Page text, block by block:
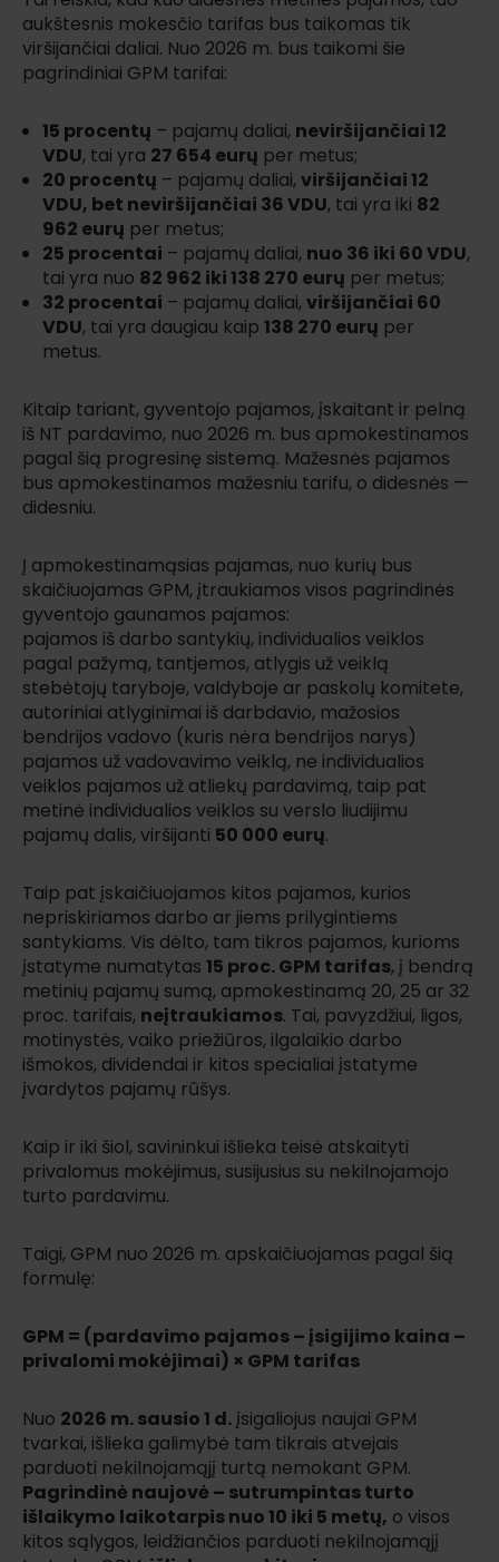
aukštesnis mokesčio tarifas bus taikomas tik
viršijančiai daliai. Nuo 2026 m. bus taikomi šie
pagrindiniai GPM tarifai:
15 procentų – pajamų daliai, neviršijančiai 12
VDU, tai yra 27 654 eurų per metus;
20 procentų – pajamų daliai, viršijančiai 12
VDU, bet neviršijančiai 36 VDU, tai yra iki 82
962 eurų per metus;
25 procentai – pajamų daliai, nuo 36 iki 60 VDU,
tai yra nuo 82 962 iki 138 270 eurų per metus;
32 procentai – pajamų daliai, viršijančiai 60
VDU, tai yra daugiau kaip 138 270 eurų per
metus.
Kitaip tariant, gyventojo pajamos, įskaitant ir pelną
iš NT pardavimo, nuo 2026 m. bus apmokestinamos
pagal šią progresinę sistemą. Mažesnės pajamos
bus apmokestinamos mažesniu tarifu, o didesnės —
didesniu.
Į apmokestinamąsias pajamas, nuo kurių bus
skaičiuojamas GPM, įtraukiamos visos pagrindinės
gyventojo gaunamos pajamos:
pajamos iš darbo santykių, individualios veiklos
pagal pažymą, tantjemos, atlygis už veiklą
stebėtojų taryboje, valdyboje ar paskolų komitete,
autoriniai atlyginimai iš darbdavio, mažosios
bendrijos vadovo (kuris nėra bendrijos narys)
pajamos už vadovavimo veiklą, ne individualios
veiklos pajamos už atliekų pardavimą, taip pat
metinė individualios veiklos su verslo liudijimu
pajamų dalis, viršijanti 50 000 eurų.
Taip pat įskaičiuojamos kitos pajamos, kurios
nepriskiriamos darbo ar jiems prilygintiems
santykiams. Vis dėlto, tam tikros pajamos, kurioms
įstatyme numatytas 15 proc. GPM tarifas, į bendrą
metinių pajamų sumą, apmokestinamą 20, 25 ar 32
proc. tarifais, neįtraukiamos. Tai, pavyzdžiui, ligos,
motinystės, vaiko priežiūros, ilgalaikio darbo
išmokos, dividendai ir kitos specialiai įstatyme
įvardytos pajamų rūšys.
Kaip ir iki šiol, savininkui išlieka teisė atskaityti
privalomus mokėjimus, susijusius su nekilnojamojo
turto pardavimu.
Taigi, GPM nuo 2026 m. apskaičiuojamas pagal šią
formulę:
GPM = (pardavimo pajamos – įsigijimo kaina –
privalomi mokėjimai) × GPM tarifas
Nuo 2026 m. sausio 1 d.įsigaliojus naujai GPM
tvarkai, išlieka galimybė tam tikrais atvejais
parduoti nekilnojamąjį turtą nemokant GPM.
Pagrindinė naujovė – sutrumpintas turto
išlaikymo laikotarpis nuo 10 iki 5 metų, o visos
kitos sąlygos, leidžiančios parduoti nekilnojamąjį